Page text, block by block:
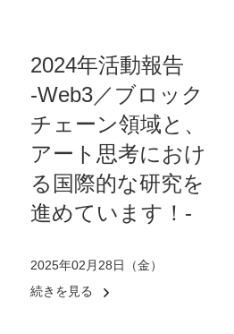
2024年活動報告
-Web3／ブロック
チェーン領域と、
アート思考におけ
る国際的な研究を
進めています！-
2025年02月28日（金）
続きを見る